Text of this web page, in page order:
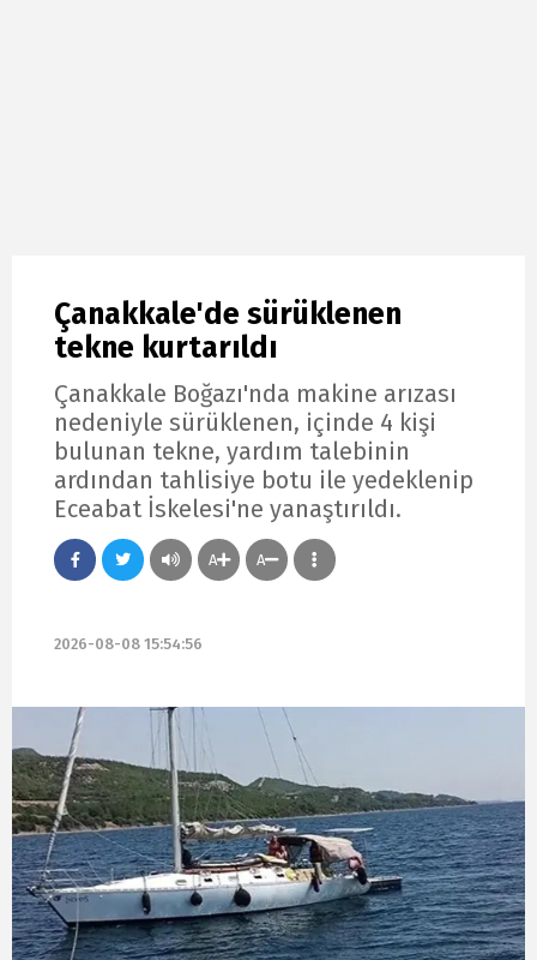
Çanakkale'de sürüklenen
tekne kurtarıldı
Çanakkale Boğazı'nda makine arızası
nedeniyle sürüklenen, içinde 4 kişi
bulunan tekne, yardım talebinin
ardından tahlisiye botu ile yedeklenip
Eceabat İskelesi'ne yanaştırıldı.
A A
2026-08-08 15:54:56